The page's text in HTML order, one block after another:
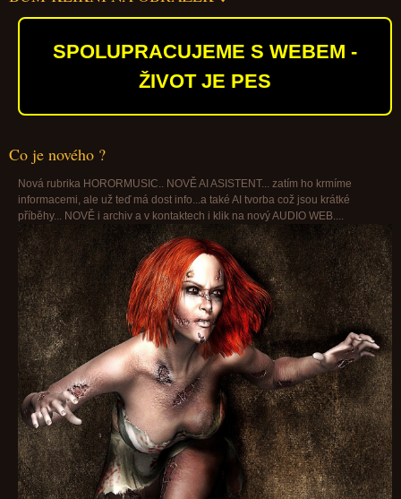
SPOLUPRACUJEME S WEBEM -
ŽIVOT JE PES
Co je nového ?
Nová rubrika HORORMUSIC.. NOVĚ AI ASISTENT... zatím ho krmíme
informacemi, ale už teď má dost info...a také AI tvorba což jsou krátké
příběhy... NOVĚ i archiv a v kontaktech i klik na nový AUDIO WEB....